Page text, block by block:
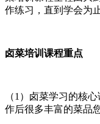
作练习，直到学会为止
卤菜培训课程重点
（1）卤菜学习的核
作后很多丰富的菜品